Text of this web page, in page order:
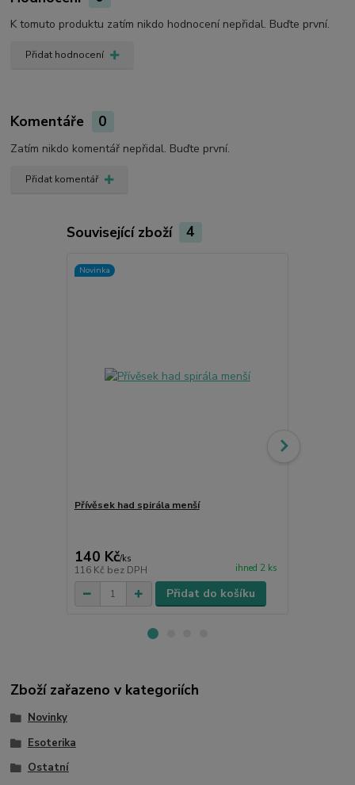
K tomuto produktu zatím nikdo hodnocení nepřidal. Buďte první.
Přidat hodnocení
Komentáře 0
Zatím nikdo komentář nepřidal. Buďte první.
Přidat komentář
Související zboží 4
Novinka
Přívěsek had spirála menší
140 Kč/ks
116 Kč bez DPH ihned 2 ks
Přidat do košíku
Zboží zařazeno v kategoriích
Novinky
Esoterika
Ostatní